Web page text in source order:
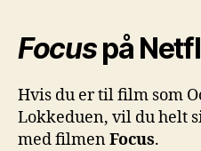
Focuspå
Hvis du er til film som
Lokkeduen, vil du helt
med filmenFocus.